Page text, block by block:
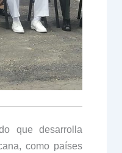
que desarrolla
como países